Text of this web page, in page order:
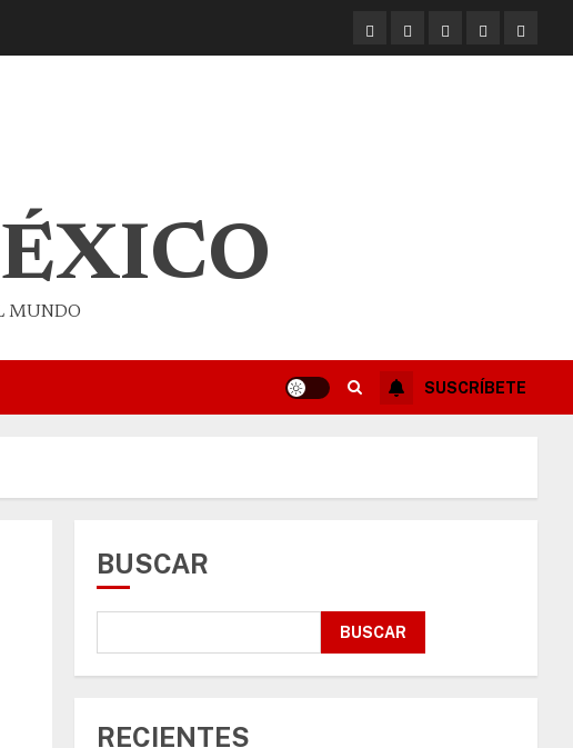
MUNDO
SUSCRÍBETE
BUSCAR
BUSCAR
RECIENTES